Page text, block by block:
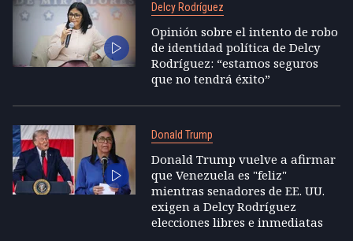
Delcy Rodríguez
Opinión sobre el intento de robo
de identidad política de Delcy
Rodríguez: “estamos seguros
que no tendrá éxito”
Donald Trump
Donald Trump vuelve a afirmar
que Venezuela es "feliz"
mientras senadores de EE. UU.
exigen a Delcy Rodríguez
elecciones libres e inmediatas